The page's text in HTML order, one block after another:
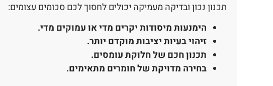
תכנון נכון ובדיקה מעמיקה יכולים לחסוך לכם סכומים עצומים:
הימנעות מיסודות יקרים מדי או עמוקים מדי.
זיהוי בעיות יציבות מוקדם יותר.
תכנון חכם של חלוקת עומסים.
בחירה מדויקת של חומרים מתאימים.